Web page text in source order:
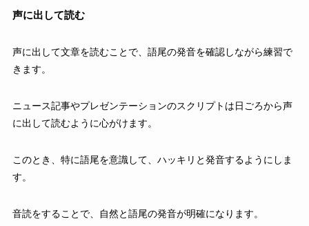
声に出して読む
声に出して文章を読むことで、語尾の発音を確認しながら練習で
きます。
ニュース記事やプレゼンテーションのスクリプトは日ごろから声
に出して読むように心がけます。
このとき、特に語尾を意識して、ハッキリと発音するようにしま
す。
音読をすることで、自然と語尾の発音が明確になります。